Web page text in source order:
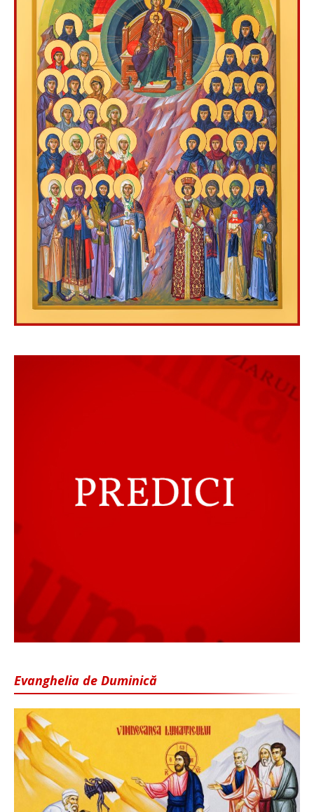
Evanghelia de Duminică